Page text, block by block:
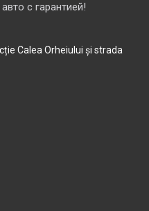
с гарантией!
Calea Orheiului și strada